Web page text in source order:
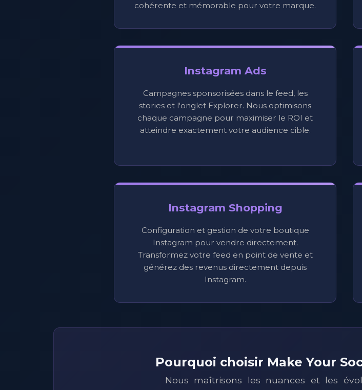
cohérente et mémorable pour votre marque.
Instagram Ads
Campagnes sponsorisées dans le feed, les
stories et l'onglet Explorer. Nous optimisons
chaque campagne pour maximiser le ROI et
atteindre exactement votre audience cible.
Instagram Shopping
Configuration et gestion de votre boutique
Instagram pour vendre directement.
Transformez votre feed en point de vente et
générez des revenus directement depuis
Instagram.
Pourquoi choisir Make Your
Nous maîtrisons les nuances et les